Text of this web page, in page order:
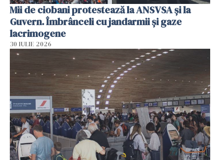
Mii de ciobani protestează la ANSVSA și la
Guvern. Îmbrânceli cu jandarmii și gaze
lacrimogene
30 IULIE 2026